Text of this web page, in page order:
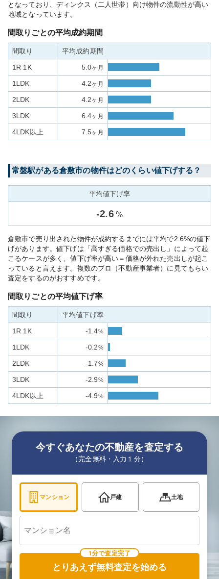
となっており、ディンクス（二人世帯）向け物件の流動性が高い
地域となっています。
間取りごとの平均成約期間
間取り 平均成約期間
1R 1K 5.0ヶ月
1LDK 4.2ヶ月
2LDK 4.2ヶ月
3LDK 6.4ヶ月
4LDK以上 7.5ヶ月
常盤駅がある倉敷市の物件はどのくらい値下げする？
平均値下げ率
-2.6 %
倉敷市で売り出された物件が成約するまでには平均で2.6%の値下
げがあります。値下げは「高すぎる価格での売出し」によって起
こるケースが多く、値下げ率が高い＝価格が外れた売出しが起こ
っていると言えます。複数のプロ（不動産事業者）に見てもらい
査定をするのがおすすめです。
間取りごとの平均値下げ率
間取り 平均値下げ率
1R 1K -1.4%
1LDK -0.2%
2LDK -1.7%
3LDK -2.9%
4LDK以上 -4.9%
今すぐあなたの不動産を査定する
（完全無料・入力１分）
マンション 戸建 土地
1分で査定完了
とりあえず無料査定を始める